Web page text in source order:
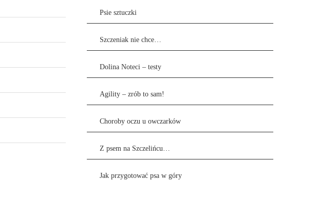
Psie sztuczki
Szczeniak nie chce…
Dolina Noteci – testy
Agility – zrób to sam!
Choroby oczu u owczarków
Z psem na Szczelińcu…
Jak przygotować psa w góry